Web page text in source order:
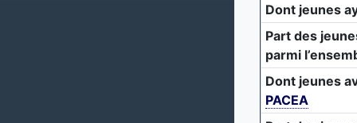
Dont jeunes
Part des
parmi
Dont jeunes
PACEA